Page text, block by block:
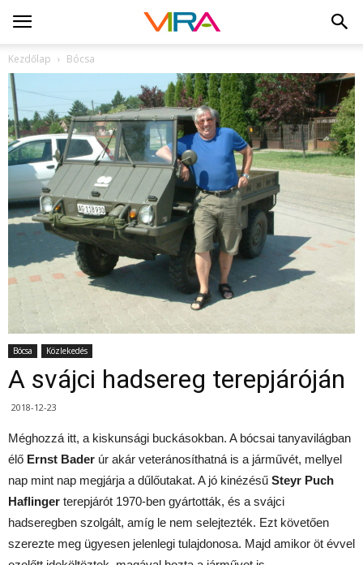
Kezdőlap Bócsa
Bócsa Közlekedés
A svájci hadsereg terepjáróján
2018-12-23
Méghozzá itt, a kiskunsági buckásokban. A bócsai tanyavilágban
élő Ernst Bader úr akár veteránosíthatná is a járművét, mellyel
nap mint nap megjárja a dűlőutakat. A jó kinézésű Steyr Puch
Haflinger terepjárót 1970-ben gyártották, és a svájci
hadseregben szolgált, amíg le nem selejtezték. Ezt követően
szerezte meg ügyesen jelenlegi tulajdonosa. Majd amikor öt évvel